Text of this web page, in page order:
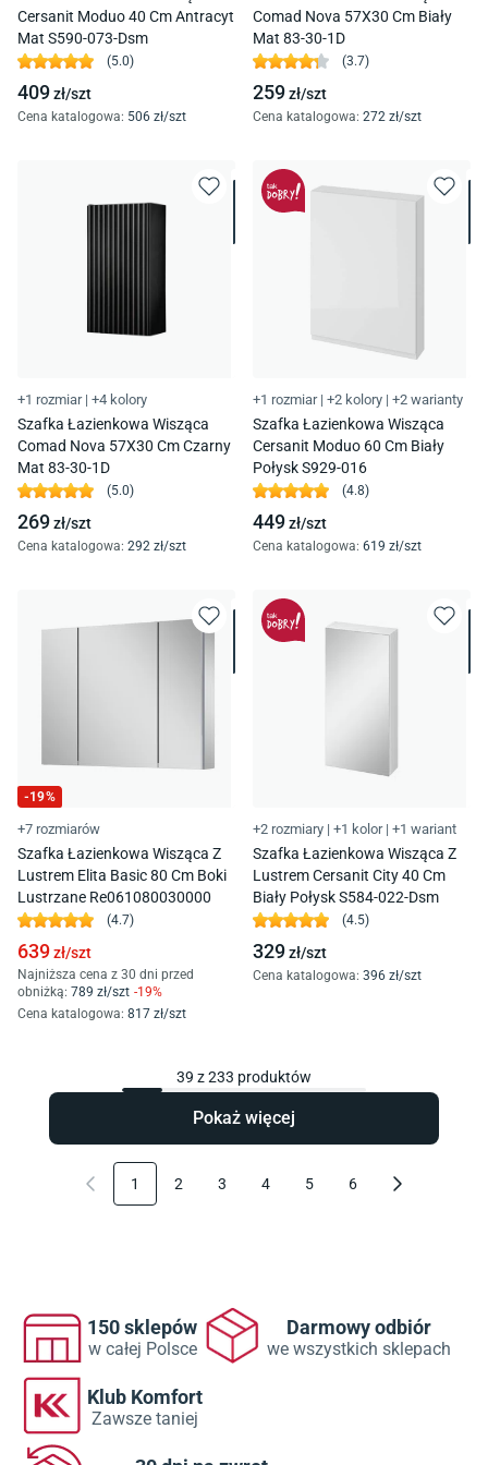
Cersanit Moduo 40 Cm Antracyt
Mat S590-073-Dsm
(5.0)
409zł/szt
Cena katalogowa: 506 zł/szt
Comad Nova 57X30 Cm Biały
Mat 83-30-1D
(3.7)
259zł/szt
Cena katalogowa: 272 zł/szt
+1 rozmiar | +4 kolory
Szafka Łazienkowa Wisząca
Comad Nova 57X30 Cm Czarny
Mat 83-30-1D
(5.0)
269zł/szt
Cena katalogowa: 292 zł/szt
+1 rozmiar | +2 kolory | +2 warianty
Szafka Łazienkowa Wisząca
Cersanit Moduo 60 Cm Biały
Połysk S929-016
(4.8)
449zł/szt
Cena katalogowa: 619 zł/szt
-19%
+7 rozmiarów
Szafka Łazienkowa Wisząca Z
Lustrem Elita Basic 80 Cm Boki
Lustrzane Re061080030000
(4.7)
639zł/szt
Najniższa cena z 30 dni przed
obniżką: 789 zł/szt -19%
Cena katalogowa: 817 zł/szt
+2 rozmiary | +1 kolor | +1 wariant
Szafka Łazienkowa Wisząca Z
Lustrem Cersanit City 40 Cm
Biały Połysk S584-022-Dsm
(4.5)
329zł/szt
Cena katalogowa: 396 zł/szt
39 z233 produktów
Pokaż więcej
1 2 3 4 5 6
150 sklepów
w całej Polsce
Darmowy odbiór
we wszystkich sklepach
Klub Komfort
Zawsze taniej